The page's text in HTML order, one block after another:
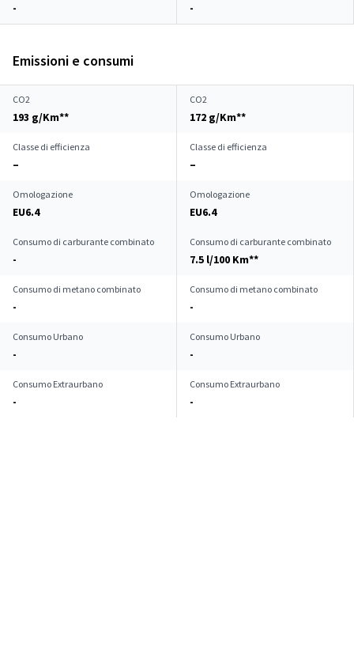
- -
Emissioni e consumi
CO2
193 g/Km**
CO2
172 g/Km**
Classe di efficienza
–
Classe di efficienza
–
Omologazione
EU6.4
Omologazione
EU6.4
Consumo di carburante combinato
-
Consumo di carburante combinato
7.5 l/100 Km**
Consumo di metano combinato
-
Consumo di metano combinato
-
Consumo Urbano
-
Consumo Urbano
-
Consumo Extraurbano
-
Consumo Extraurbano
-